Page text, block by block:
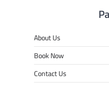
About Us
Book Now
Contact Us